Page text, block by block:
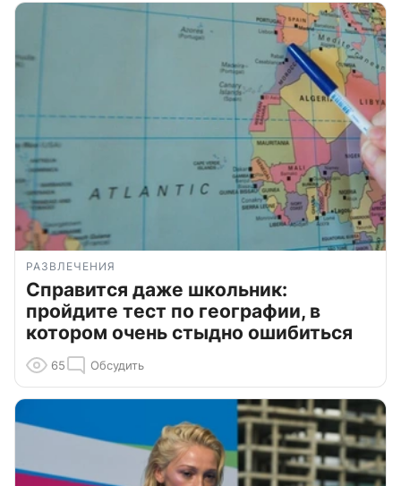
РАЗВЛЕЧЕНИЯ
Справится даже школьник:
пройдите тест по географии, в
котором очень стыдно ошибиться
65 Обсудить